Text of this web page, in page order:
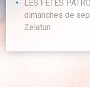
LES FÊTES
dimanches de
Zelatun